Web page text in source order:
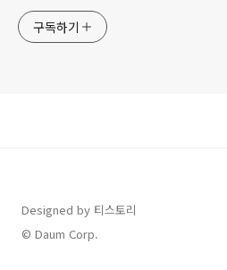
구독하기
Designed by 티스토리
© Daum Corp.